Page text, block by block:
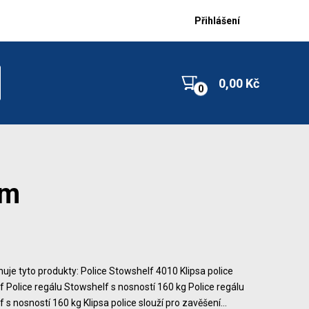
Přihlášení
0,00 Kč
tyto produkty: Police Stowshelf 4010 Klipsa police
Police regálu Stowshelf s nosností 160 kg Police regálu
s nosností 160 kg Klipsa police slouží pro zavěšení…